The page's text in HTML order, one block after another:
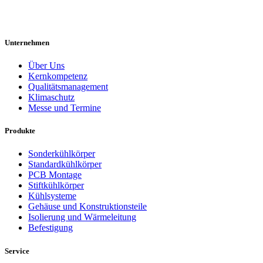
Unternehmen
Über Uns
Kernkompetenz
Qualitätsmanagement
Klimaschutz
Messe und Termine
Produkte
Sonderkühlkörper
Standardkühlkörper
PCB Montage
Stiftkühlkörper
Kühlsysteme
Gehäuse und Konstruktionsteile
Isolierung und Wärmeleitung
Befestigung
Service